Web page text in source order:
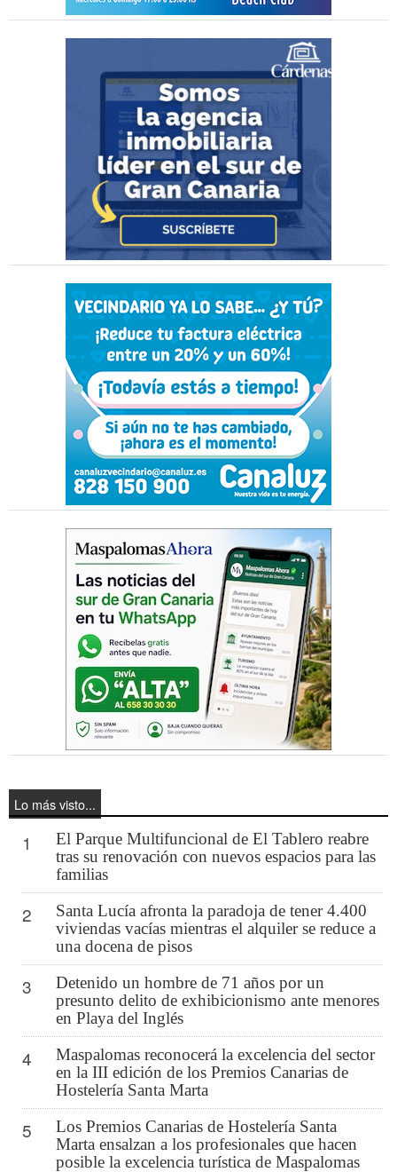
Lo más visto...
1
El Parque Multifuncional de El Tablero reabre
tras su renovación con nuevos espacios para las
familias
2
Santa Lucía afronta la paradoja de tener 4.400
viviendas vacías mientras el alquiler se reduce a
una docena de pisos
3
Detenido un hombre de 71 años por un
presunto delito de exhibicionismo ante menores
en Playa del Inglés
4
Maspalomas reconocerá la excelencia del sector
en la III edición de los Premios Canarias de
Hostelería Santa Marta
5
Los Premios Canarias de Hostelería Santa
Marta ensalzan a los profesionales que hacen
posible la excelencia turística de Maspalomas